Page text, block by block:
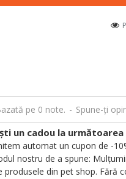
pe 0 note. - Spune-ţi
un cadou la
automat un cupon de -
nostru de a spune:
produsele din pet shop. Fără